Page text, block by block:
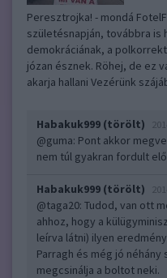
Peresztrojka! - mondá
születésnapján, továbbra is
demokráciának, a
józan észnek. Röhej, de ez
akarja hallani Vezérünk
Habakuk999 (törölt)
@guma: Pont akkor
nem túl gyakran fordult
Habakuk999 (törölt)
@taga20: Tudod, van ott
ahhoz, hogy a
leírva látni) ilyen
Parragh és még jó
megcsinálja a boltot neki.